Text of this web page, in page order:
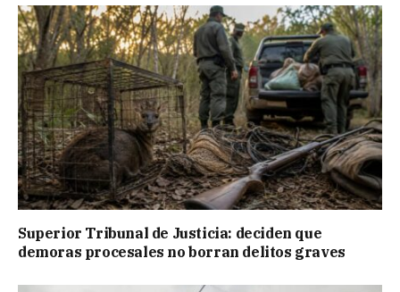
Superior Tribunal de Justicia: deciden que
demoras procesales no borran delitos graves